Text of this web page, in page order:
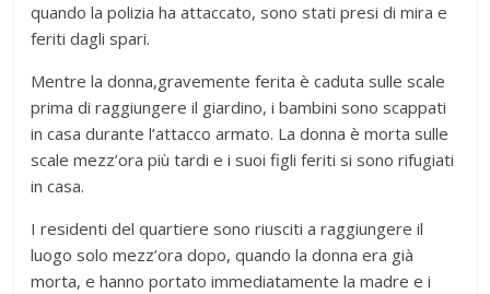
quando la polizia ha attaccato, sono stati presi di mira e
feriti dagli spari.
Mentre la donna,gravemente ferita è caduta sulle scale
prima di raggiungere il giardino, i bambini sono scappati
in casa durante l’attacco armato. La donna è morta sulle
scale mezz’ora più tardi e i suoi figli feriti si sono rifugiati
in casa.
I residenti del quartiere sono riusciti a raggiungere il
luogo solo mezz’ora dopo, quando la donna era già
morta, e hanno portato immediatamente la madre e i